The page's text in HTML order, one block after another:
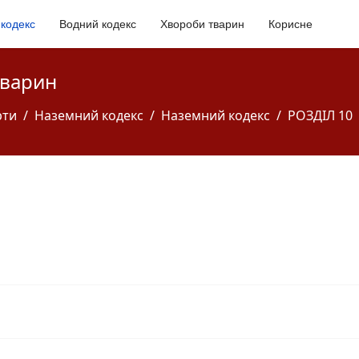
Водний кодекс Хвороби тварин Корисне
Наземний кодекс Наземний кодекс РОЗДІЛ 10